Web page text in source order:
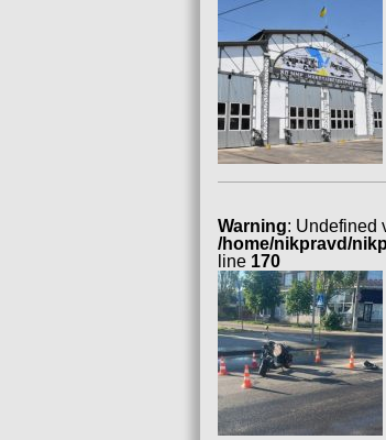
Warning: Undefined
/home/nikpravd/
line 170